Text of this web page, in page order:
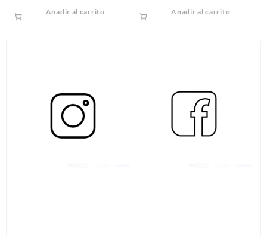
Añadir al carrito Añadir al carrito